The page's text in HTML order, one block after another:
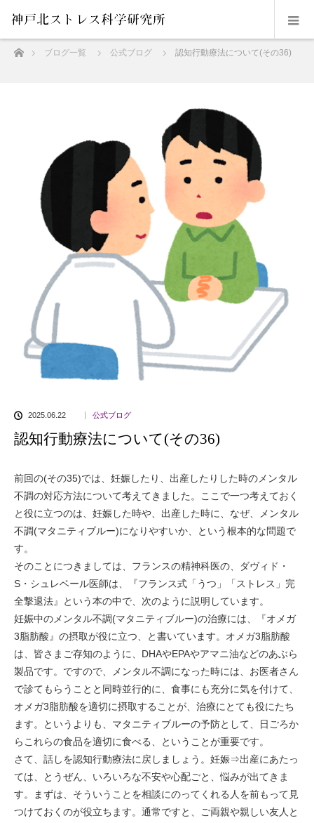
ホームブログ一覧 公式ブログ 認知行動療法について(その36)
2025.06.22 公式ブログ
認知行動療法について(その36)
前回の(その35)では、妊娠したり、出産したりした時のメンタル
不調の対応方法について考えてきました。ここで一つ考えておく
と役に立つのは、妊娠した時や、出産した時に、なぜ、メンタル
不調(マタニティブルー)になりやすいか、という根本的な問題で
す。
そのことにつきましては、フランスの精神科医の、ダヴィド・
S・シュレベール医師は、『フランス式「うつ」「ストレス」完
全撃退法』という本の中で、次のように説明しています。
妊娠中のメンタル不調(マタニティブルー)の治療には、『オメガ
3脂肪酸』の摂取が役に立つ、と書いています。オメガ3脂肪酸
は、皆さまご存知のように、DHAやEPAやアマニ油などのあぶら
製品です。ですので、メンタル不調になった時には、お医者さん
で診てもらうことと同時並行的に、食事にも充分に気を付けて、
オメガ3脂肪酸を適切に摂取することが、治療にとても役にたち
ます。というよりも、マタニティブルーの予防として、日ごろか
らこれらの食品を適切に食べる、ということが重要です。
さて、話しを認知行動療法に戻しましょう。妊娠⇒出産にあたっ
ては、とうぜん、いろいろな不安や心配ごと、悩みが出てきま
す。まずは、そういうことを相談にのってくれる人を前もって見
つけておくのが役立ちます。通常ですと、ご両親や親しい友人と